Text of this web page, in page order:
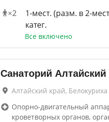
×2
1-мест. (разм. в 2-
катег.
Все включено
Санаторий Алтайский
Алтайский край, Белокуриха
Опорно-двигательный
кроветворных органов,